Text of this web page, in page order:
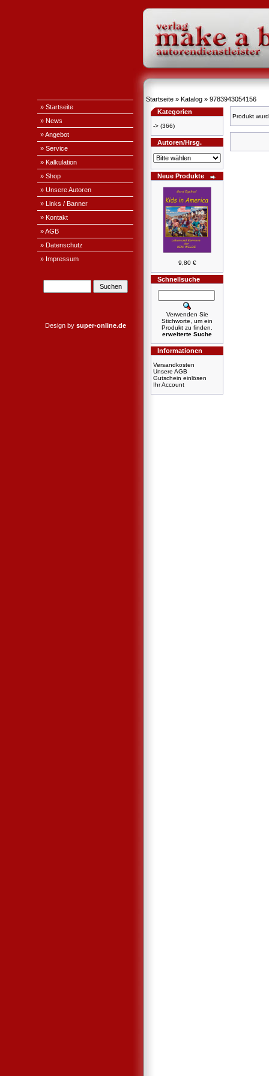
» Startseite
» News
» Angebot
» Service
» Kalkulation
» Shop
» Unsere Autoren
» Links / Banner
» Kontakt
» AGB
» Datenschutz
» Impressum
Design by super-online.de
Startseite » Katalog » 9783943054156
Kategorien
-> (366)
Autoren/Hrsg.
Neue Produkte
9,80 €
Schnellsuche
Verwenden Sie
Stichworte, um ein
Produkt zu finden.
erweiterte Suche
Informationen
Versandkosten
Unsere AGB
Gutschein einlösen
Ihr Account
Produkt